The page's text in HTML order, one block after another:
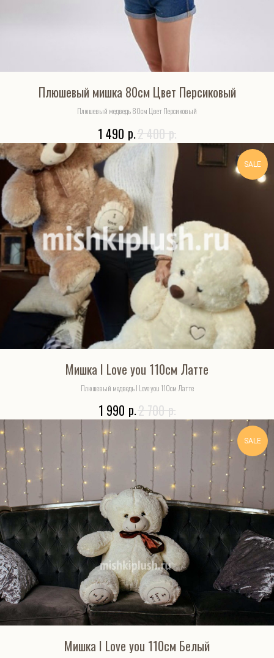
Плюшевый мишка 80см Цвет Персиковый
Плюшевый медведь 80см Цвет Персиковый
1 490 р.2 400 р.
SALE
Мишка I Love you 110см Латте
Плюшевый медведь I Love you 110см Латте
1 990 р.2 700 р.
SALE
Мишка I Love you 110см Белый